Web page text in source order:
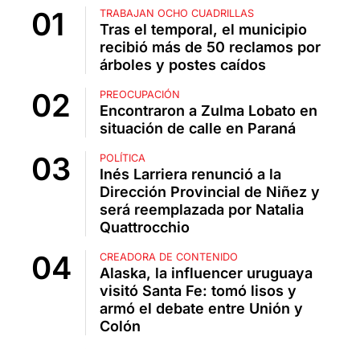
TRABAJAN OCHO CUADRILLAS
Tras el temporal, el municipio
recibió más de 50 reclamos por
árboles y postes caídos
PREOCUPACIÓN
Encontraron a Zulma Lobato en
situación de calle en Paraná
POLÍTICA
Inés Larriera renunció a la
Dirección Provincial de Niñez y
será reemplazada por Natalia
Quattrocchio
CREADORA DE CONTENIDO
Alaska, la influencer uruguaya
visitó Santa Fe: tomó lisos y
armó el debate entre Unión y
Colón